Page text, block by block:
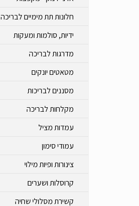
חלונות תת מימיים לבריכה
ידיות, סולמות ומעקות
מדרגות לבריכה
מטאטים יונקים
מסננים לבריכות
מקלחות לבריכה
עמדות מציל
עמודי סימון
צינורות ופיות מילוי
קרוסלות ושערים
קשירת מסלולי שחיה